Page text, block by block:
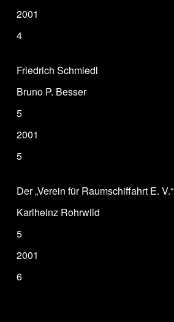
2001
4
Friedrich Schmiedl
Bruno P. Besser
5
2001
5
Der „Verein für Raumschiffahrt E. V.“
Karlheinz Rohrwild
5
2001
6